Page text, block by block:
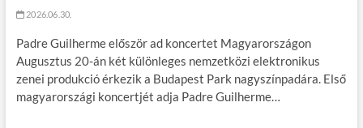
2026.06.30.
Padre Guilherme először ad koncertet Magyarországon
Augusztus 20-án két különleges nemzetközi elektronikus
zenei produkció érkezik a Budapest Park nagyszínpadára. Első
magyarországi koncertjét adja Padre Guilherme…